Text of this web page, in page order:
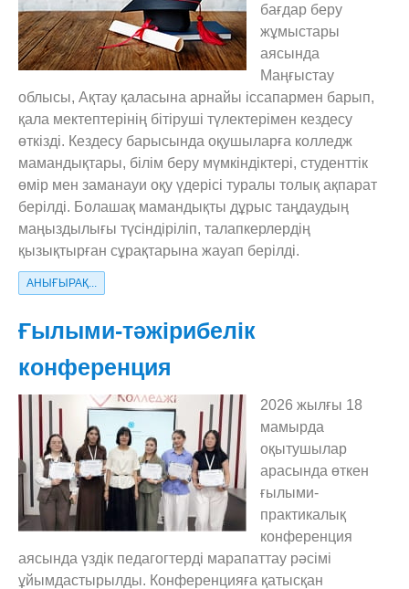
бағдар беру
жұмыстары
аясында
Маңғыстау
облысы, Ақтау қаласына арнайы іссапармен барып,
қала мектептерінің бітіруші түлектерімен кездесу
өткізді. Кездесу барысында оқушыларға колледж
мамандықтары, білім беру мүмкіндіктері, студенттік
өмір мен заманауи оқу үдерісі туралы толық ақпарат
берілді. Болашақ мамандықты дұрыс таңдаудың
маңыздылығы түсіндіріліп, талапкерлердің
қызықтырған сұрақтарына жауап берілді.
АНЫҒЫРАҚ...
Ғылыми-тәжірибелік
конференция
2026 жылғы 18
мамырда
оқытушылар
арасында өткен
ғылыми-
практикалық
конференция
аясында үздік педагогтерді марапаттау рәсімі
ұйымдастырылды. Конференцияға қатысқан